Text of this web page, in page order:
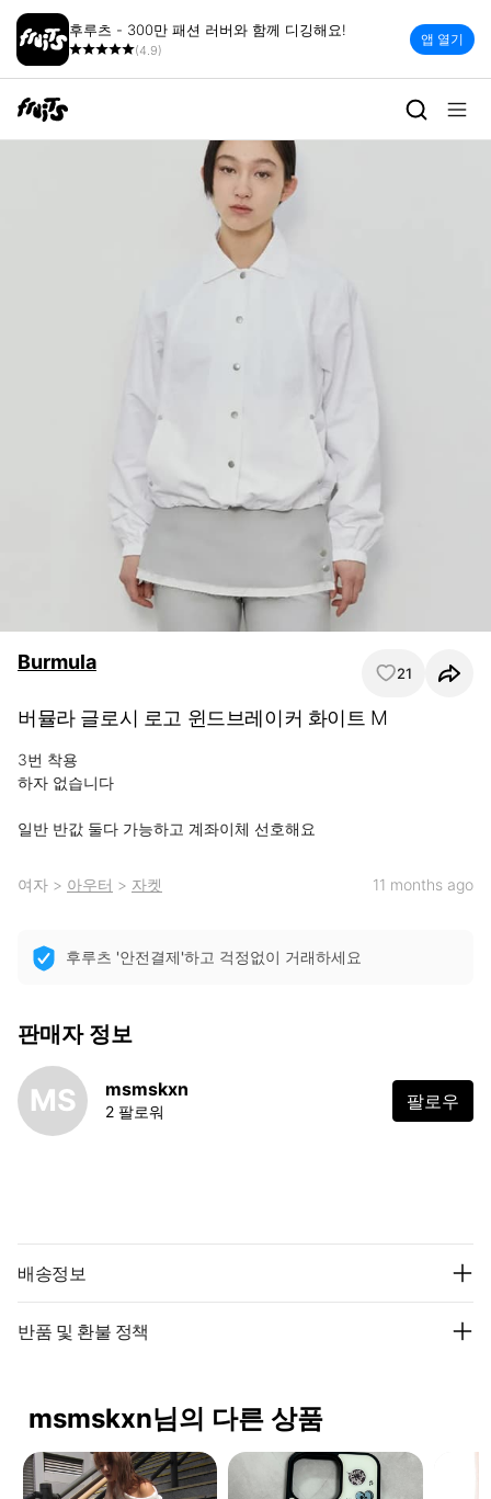
후루츠 - 300만 패션 러버와 함께 디깅해요!
(4.9)
앱 열기
Burmula 21
버뮬라 글로시 로고 윈드브레이커 화이트 M
3번 착용
하자 없습니다
일반 반값 둘다 가능하고 계좌이체 선호해요
여자 > 아우터 > 자켓 11 months ago
후루츠 '안전결제'하고 걱정없이 거래하세요
판매자 정보
MS msmskxn
2 팔로워 팔로우
배송정보
반품 및 환불 정책
msmskxn님의 다른 상품